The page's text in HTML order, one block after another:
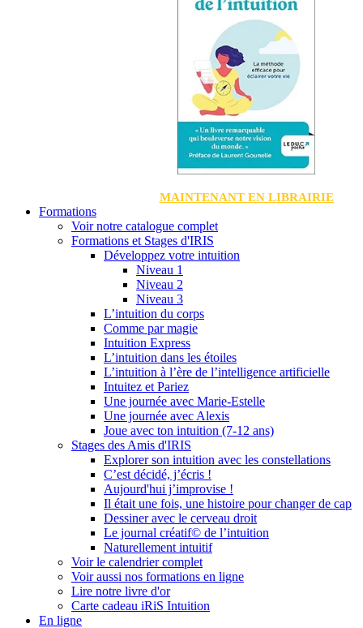
MAINTENANT EN LIBRAIRIE
Formations
Voir notre catalogue complet
Formations et Stages d'IRIS
Développez votre intuition
Niveau 1
Niveau 2
Niveau 3
L’intuition du corps
Comme par magie
Intuition Express
L’intuition dans les étoiles
L’intuition à l’ère de l’intelligence artificielle
Intuitez et Pariez
Une journée avec Marie-Estelle
Une journée avec Alexis
Joue avec ton intuition (7-12 ans)
Stages des Amis d'IRIS
Explorer son intuition avec les constellations
C’est décidé, j’écris !
Aujourd'hui j’improvise !
Il était une fois, une histoire pour changer de cap
Dessiner avec le cerveau droit
Le journal créatif© de l’intuition
Naturellement intuitif
Voir le calendrier complet
Voir aussi nos formations en ligne
Lire notre livre d'or
Carte cadeau iRiS Intuition
En ligne